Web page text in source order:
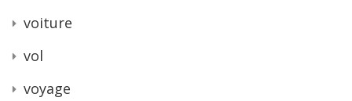
voiture
vol
voyage